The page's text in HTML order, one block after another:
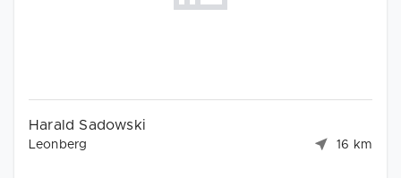
Harald Sadowski
Leonberg 16 km